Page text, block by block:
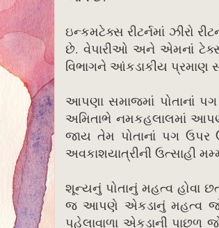
ઇન્કમટેક્સ રીટર્નમાં ઝીરો
છે. વેપારીઓ અને એમનાં
વિભાગને આંકડાકીય
આપણા સમાજમાં પોતાનાં
અમિતાભે નમકહલાલમાં
જાય તેમ પોતાનાં પગ
અવકાશયાત્રીની ઉત્સાહી
શૂન્યનું પોતાનું મહત્વ હોવા
જ આપણે એકડાનું મહત્વ
પહેલાવાળા એકડાની પાછળ